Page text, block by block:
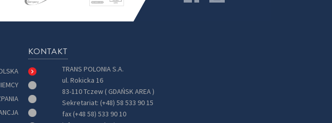
KONTAKT
TRANS POLONIA S.A.
ul. Rokicka 16
83-110 Tczew ( GDAŃSK AREA )
Sekretariat: (+48) 58 533 90 15
fax (+48 58) 533 90 10